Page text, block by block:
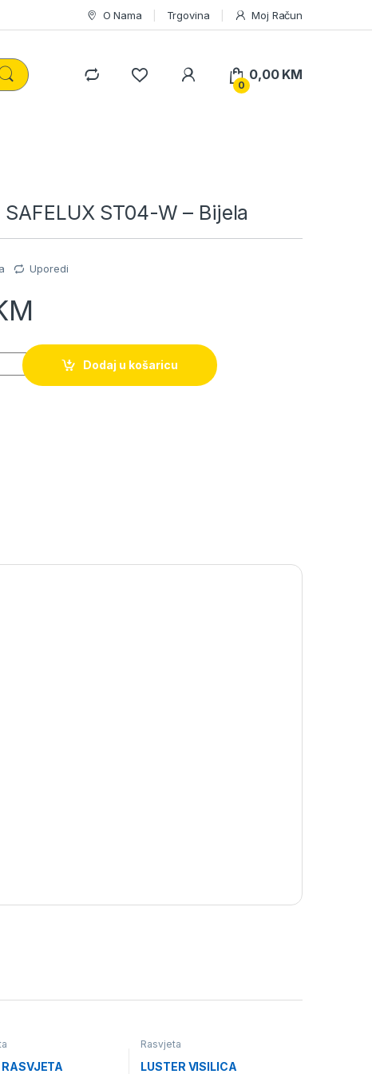
O Nama Trgovina Moj Račun
0
0,00 KM
ST04-W – Bijela
Uporedi
Dodaj u košaricu
Rasvjeta
LUSTER VISILICA